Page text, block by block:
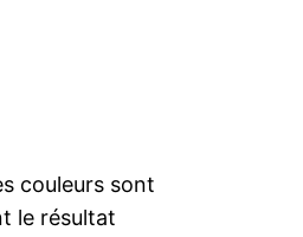
couleurs sont
le résultat